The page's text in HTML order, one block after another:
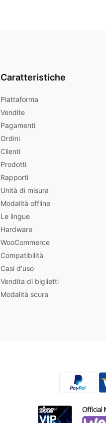
Caratteristiche
Piattaforma
Vendite
Pagamenti
Ordini
Clienti
Prodotti
Rapporti
Unità di misura
Modalità offline
Le lingue
Hardware
WooCommerce
Compatibilità
Casi d'uso
Vendita di biglietti
Modalità scura